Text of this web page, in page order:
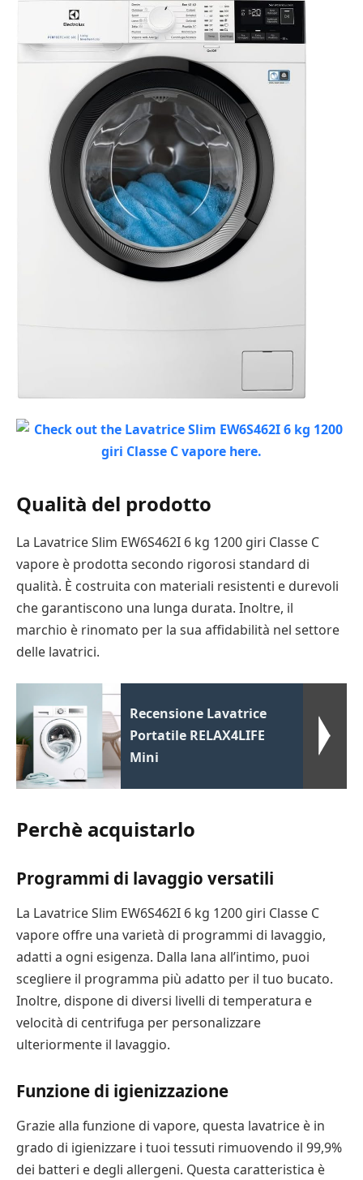
Qualità del prodotto
La Lavatrice Slim EW6S462I 6 kg 1200 giri Classe C
vapore è prodotta secondo rigorosi standard di
qualità. È costruita con materiali resistenti e durevoli
che garantiscono una lunga durata. Inoltre, il
marchio è rinomato per la sua affidabilità nel settore
delle lavatrici.
Recensione Lavatrice
Portatile RELAX4LIFE
Mini
Perchè acquistarlo
Programmi di lavaggio versatili
La Lavatrice Slim EW6S462I 6 kg 1200 giri Classe C
vapore offre una varietà di programmi di lavaggio,
adatti a ogni esigenza. Dalla lana all’intimo, puoi
scegliere il programma più adatto per il tuo bucato.
Inoltre, dispone di diversi livelli di temperatura e
velocità di centrifuga per personalizzare
ulteriormente il lavaggio.
Funzione di igienizzazione
Grazie alla funzione di vapore, questa lavatrice è in
grado di igienizzare i tuoi tessuti rimuovendo il 99,9%
dei batteri e degli allergeni. Questa caratteristica è